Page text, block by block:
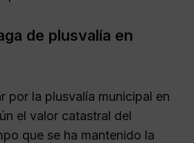
de plusvalía en
por la plusvalía municipal en
el valor catastral del
que se ha mantenido la